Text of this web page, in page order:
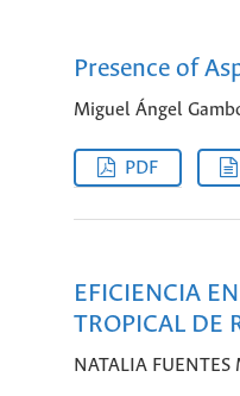
Presence of
Miguel Ángel
PDF
EFICIENCIA
TROPICAL DE
NATALIA FUENTES